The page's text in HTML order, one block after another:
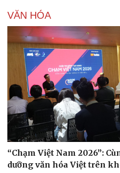
VĂN HÓA
“Chạm Việt Nam 2026”:
dưỡng văn hóa Việt trên